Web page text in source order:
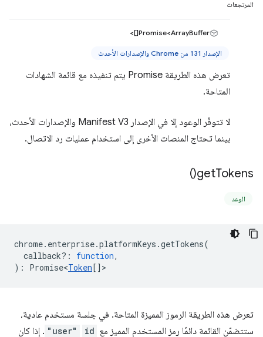
المرتجعات
Promise<ArrayBuffer[]>
الإصدار 131 من Chrome والإصدارات الأحدث
تعرض هذه الطريقة Promise يتم تنفيذه مع قائمة الشهادات
المتاحة.
لا تتوفّر الوعود إلا في الإصدار Manifest V3 والإصدارات الأحدث،
بينما تحتاج المنصات الأخرى إلى استخدام عمليات رد الاتصال.
getTokens(
)
الوعد
chrome. enterprise.platformKeys .getTokens(
callback? : function,
) : Promise<Token[] >
تعرض هذه الطريقة الرموز المميزة المتاحة. في جلسة مستخدم عادية،
ستتضمّن القائمة دائمًا رمز المستخدم المميز مع id
"user" . إذا كان